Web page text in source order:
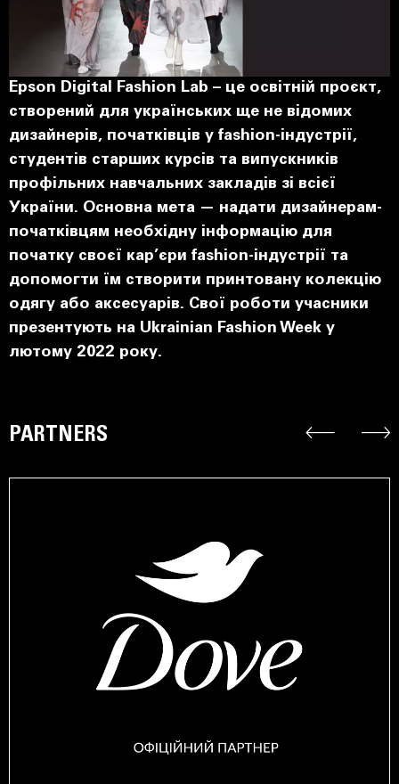
Epson Digital Fashion Lab – це освітній проєкт,
створений для українських ще не відомих
дизайнерів, початківців у fashion-індустрії,
студентів старших курсів та випускників
профільних навчальних закладів зі всієї
України. Основна мета — надати дизайнерам-
початківцям необхідну інформацію для
початку своєї кар’єри fashion-індустрії та
допомогти їм створити принтовану колекцію
одягу або аксесуарів. Свої роботи учасники
презентують на Ukrainian Fashion Week у
лютому 2022 року.
PARTNERS